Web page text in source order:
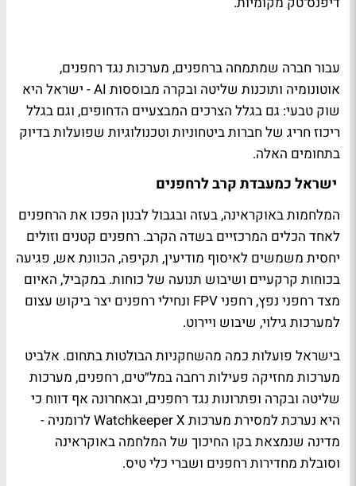
עבור חברה שמתמחה ברחפנים, מערכות נגד רחפנים,
אוטונומיה ותוכנות שליטה ובקרה מבוססות AI - ישראל היא
שוק טבעי: גם בגלל הצרכים המבצעיים הדחופים, וגם בגלל
ריכוז חריג של חברות ביטחוניות וטכנולוגיות שפועלות בדיוק
בתחומים האלה.
ישראל כמעבדת קרב לרחפנים
המלחמות באוקראינה, בעזה ובגבול לבנון הפכו את הרחפנים
לאחד הכלים המרכזיים בשדה הקרב. רחפנים קטנים וזולים
יחסית משמשים לאיסוף מודיעין, תקיפה, הכוונת אש, פגיעה
בכוחות קרקעיים ושיבוש תנועה של כוחות. במקביל, האיום
מצד רחפני נפץ, רחפני FPV ונחילי רחפנים יצר ביקוש עצום
למערכות גילוי, שיבוש ויירוט.
בישראל פועלות כמה מהשחקניות הבולטות בתחום. אלביט
מערכות מחזיקה פעילות רחבה במל״טים, רחפנים, מערכות
שליטה ובקרה ופתרונות נגד רחפנים, ובאחרונה אף דווח כי
היא נערכת למסירת מערכות Watchkeeper X לרומניה -
מדינה שנמצאת בקו החיכוך של המלחמה באוקראינה
וסובלת מחדירות רחפנים ושברי כלי טיס.